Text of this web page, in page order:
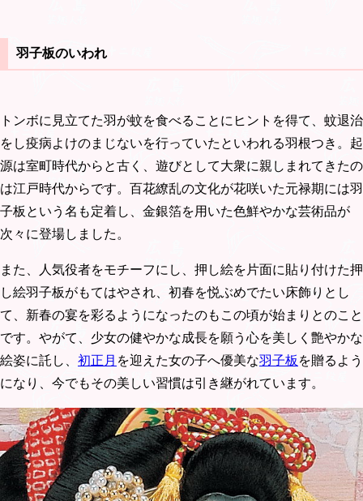
羽子板のいわれ
トンボに見立てた羽が蚊を食べることにヒントを得て、蚊退治
をし疫病よけのまじないを行っていたといわれる羽根つき。起
源は室町時代からと古く、遊びとして大衆に親しまれてきたの
は江戸時代からです。百花繚乱の文化が花咲いた元禄期には羽
子板という名も定着し、金銀箔を用いた色鮮やかな芸術品が
次々に登場しました。
また、人気役者をモチーフにし、押し絵を片面に貼り付けた押
し絵羽子板がもてはやされ、初春を悦ぶめでたい床飾りとし
て、新春の宴を彩るようになったのもこの頃が始まりとのこと
です。やがて、少女の健やかな成長を願う心を美しく艶やかな
絵姿に託し、 初正月 を迎えた女の子へ優美な羽子板 を贈るよう
になり、今でもその美しい習慣は引き継がれています。